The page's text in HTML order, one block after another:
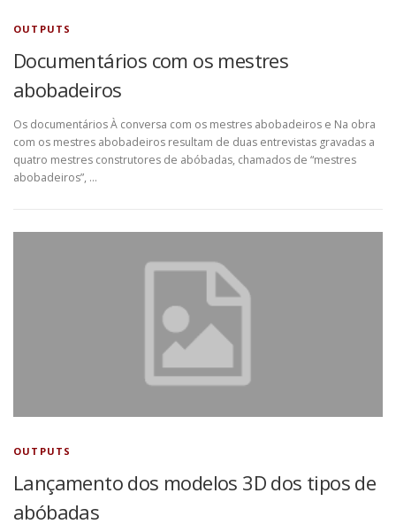
OUTPUTS
Documentários com os mestres
abobadeiros
Os documentários À conversa com os mestres abobadeiros e Na obra
com os mestres abobadeiros resultam de duas entrevistas gravadas a
quatro mestres construtores de abóbadas, chamados de “mestres
abobadeiros”, …
OUTPUTS
Lançamento dos modelos 3D dos tipos de
abóbadas